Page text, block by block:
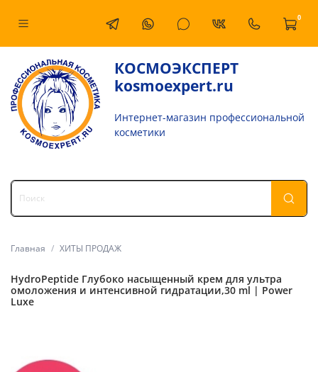
0
КОСМОЭКСПЕРТ
kosmoexpert.ru
Интернет-магазин профессиональной
косметики
Главная ХИТЫ ПРОДАЖ
HydroPeptide Глубоко насыщенный крем для ультра
омоложения и интенсивной гидратации,30 ml | Power
Luxe